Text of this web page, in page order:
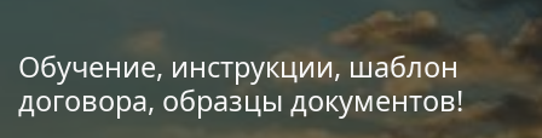
Обучение, инструкции, шаблон
договора, образцы документов!